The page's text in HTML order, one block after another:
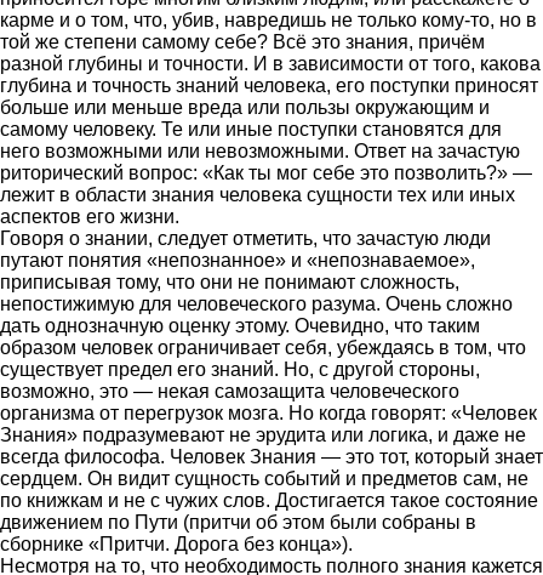
карме и о том, что, убив, навредишь не только кому-то, но в
той же степени самому себе? Всё это знания, причём
разной глубины и точности. И в зависимости от того, какова
глубина и точность знаний человека, его поступки приносят
больше или меньше вреда или пользы окружающим и
самому человеку. Те или иные поступки становятся для
него возможными или невозможными. Ответ на зачастую
риторический вопрос: «Как ты мог себе это позволить?» —
лежит в области знания человека сущности тех или иных
аспектов его жизни.
Говоря о знании, следует отметить, что зачастую люди
путают понятия «непознанное» и «непознаваемое»,
приписывая тому, что они не понимают сложность,
непостижимую для человеческого разума. Очень сложно
дать однозначную оценку этому. Очевидно, что таким
образом человек ограничивает себя, убеждаясь в том, что
существует предел его знаний. Но, с другой стороны,
возможно, это — некая самозащита человеческого
организма от перегрузок мозга. Но когда говорят: «Человек
Знания» подразумевают не эрудита или логика, и даже не
всегда философа. Человек Знания — это тот, который знает
сердцем. Он видит сущность событий и предметов сам, не
по книжкам и не с чужих слов. Достигается такое состояние
движением по Пути (притчи об этом были собраны в
сборнике «Притчи. Дорога без конца»).
Несмотря на то, что необходимость полного знания кажется